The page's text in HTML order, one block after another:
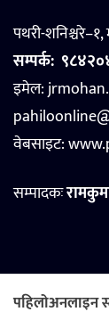
पथरी-शनिश्चरे–१,
सम्पर्क:
इमेल:
वेबसाइट:
सम्पादकः
पहिलोअनलाइन